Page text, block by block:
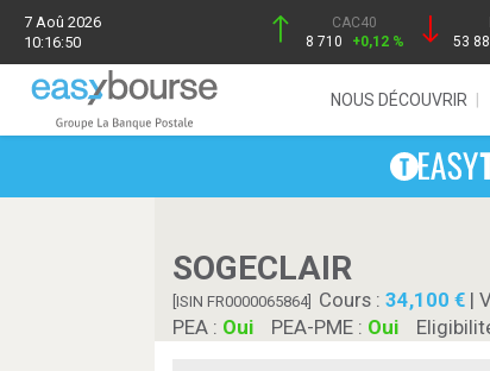
7 Aoû 2026
10:16:50
CAC40
8 710
+0,12 %
53
NOUS DÉCOUVRIR
SOGECLAIR
[ISIN FR0000065864] Cours : 34,100 |
PEA : Oui PEA-PME : Oui